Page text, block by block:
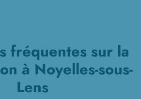
fréquentes sur la
à Noyelles-sous-
Lens